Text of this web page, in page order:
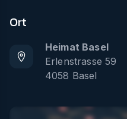
Ort
Heimat Basel
Erlenstrasse 59
4058 Basel